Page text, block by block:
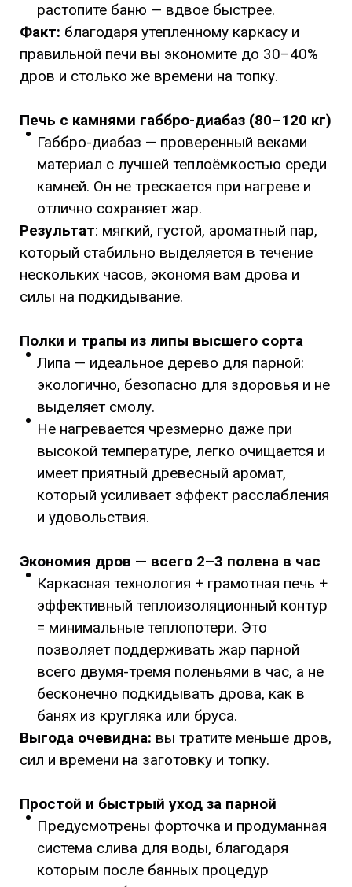
растопите баню — вдвое быстрее.
Факт: благодаря утепленному каркасу и
правильной печи вы экономите до 30–40%
дров и столько же времени на топку.
Печь с камнями габбро-диабаз (80–120 кг)
Габбро-диабаз — проверенный веками
материал с лучшей теплоёмкостью среди
камней. Он не трескается при нагреве и
отлично сохраняет жар.
Результат: мягкий, густой, ароматный пар,
который стабильно выделяется в течение
нескольких часов, экономя вам дрова и
силы на подкидывание.
Полки и трапы из липы высшего сорта
Липа — идеальное дерево для парной:
экологично, безопасно для здоровья и не
выделяет смолу.
Не нагревается чрезмерно даже при
высокой температуре, легко очищается и
имеет приятный древесный аромат,
который усиливает эффект расслабления
и удовольствия.
Экономия дров — всего 2–3 полена в час
Каркасная технология + грамотная печь +
эффективный теплоизоляционный контур
= минимальные теплопотери. Это
позволяет поддерживать жар парной
всего двумя-тремя поленьями в час, а не
бесконечно подкидывать дрова, как в
банях из кругляка или бруса.
Выгода очевидна: вы тратите меньше дров,
сил и времени на заготовку и топку.
Простой и быстрый уход за парной
Предусмотрены форточка и продуманная
система слива для воды, благодаря
которым после банных процедур